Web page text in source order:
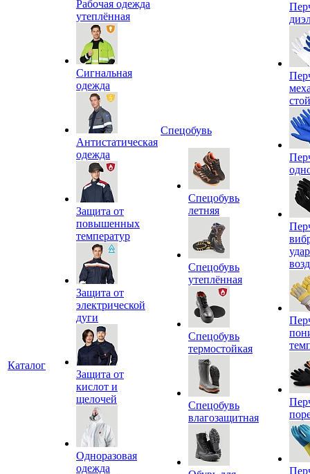
Каталог
Рабочая одежда
утеплённая
Сигнальная
одежда
Антистатическая
одежда
Защита от
повышенных
температур
Защита от
электрической
дуги
Защита от
кислот и
щелочей
Одноразовая
одежда
Спецобувь
Спецобувь
летняя
Спецобувь
утеплённая
Спецобувь
термостойкая
Спецобувь
влагозащитная